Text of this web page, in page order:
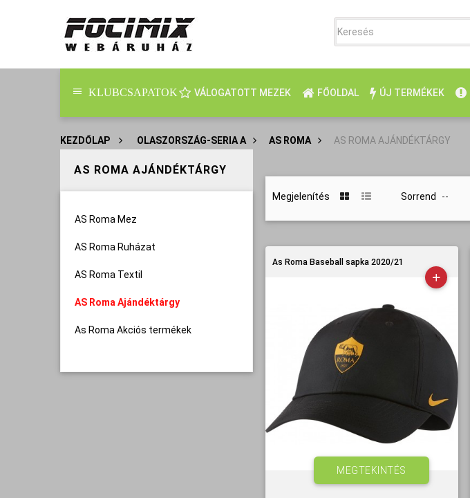
KLUBCSAPATOK VÁLOGATOTT MEZEK FŐOLDAL ÚJ TERMÉKEK
KEZDŐLAP > OLASZORSZÁG-SERIA A > AS ROMA > AS ROMA AJÁNDÉKTÁRGY
AS ROMA AJÁNDÉKTÁRGY
AS Roma Mez
AS Roma Ruházat
AS Roma Textil
AS Roma Ajándéktárgy
As Roma Akciós termékek
Megjelenítés Sorrend
As Roma Baseball sapka 2020/21
MEGTEKINTÉS